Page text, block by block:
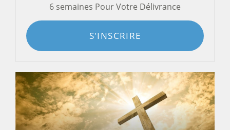
6 semaines Pour Votre Délivrance
S'INSCRIRE